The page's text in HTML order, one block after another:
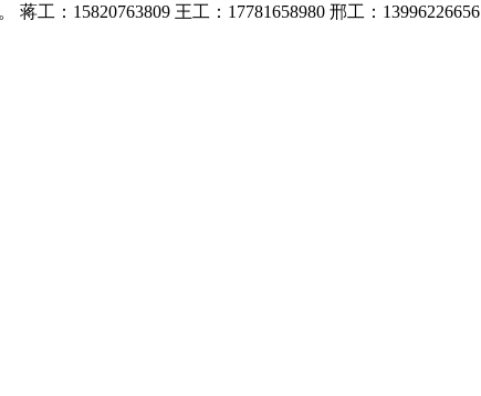
工：15820763809 王工：17781658980 邢工：13996226656